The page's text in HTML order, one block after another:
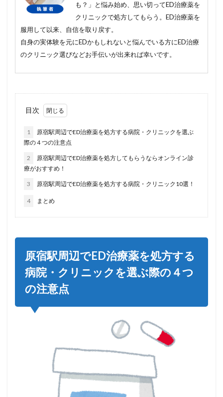
も？」と悩み始め、思い切ってED治療薬を
クリニックで処方してもらう。ED治療薬を
服用して以来、自信を取り戻す。
自身の実体験を元にEDかもしれないと悩んでいる方にED治療
のクリニック選びなどお手伝いが出来れば幸いです。
目次
1
原宿駅周辺でED治療薬を処方する病院・クリニックを選ぶ
際の４つの注意点
2
原宿駅周辺でED治療薬を処方してもらうならオンライン診
療がおすすめ！
3 原宿駅周辺でED治療薬を処方する病院・クリニック10選！
4 まとめ
原宿駅周辺でED治療薬を処方する
病院・クリニックを選ぶ際の４つ
の注意点